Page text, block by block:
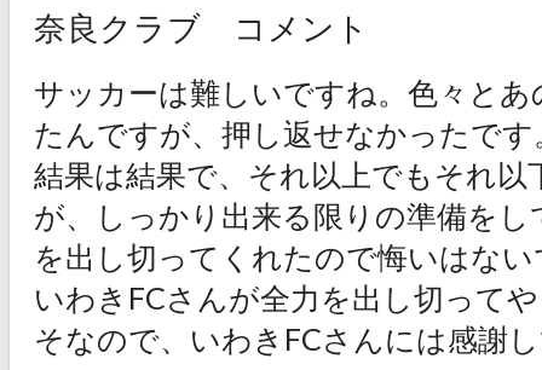
奈良クラブ コメント
サッカーは難しいですね。色々と
たんですが、押し返せなかったです
結果は結果で、それ以上でもそれ以
が、しっかり出来る限りの準備を
を出し切ってくれたので悔いはな
いわきFCさんが全力を出し切って
そなので、いわきFCさんには感謝